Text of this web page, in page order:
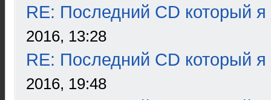
RE: Последний CD который я
2016, 13:28
RE: Последний CD который я
2016, 19:48